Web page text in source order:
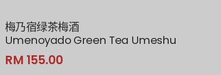
梅乃宿绿茶梅酒
Umenoyado Green Tea Umeshu
RM 155.00